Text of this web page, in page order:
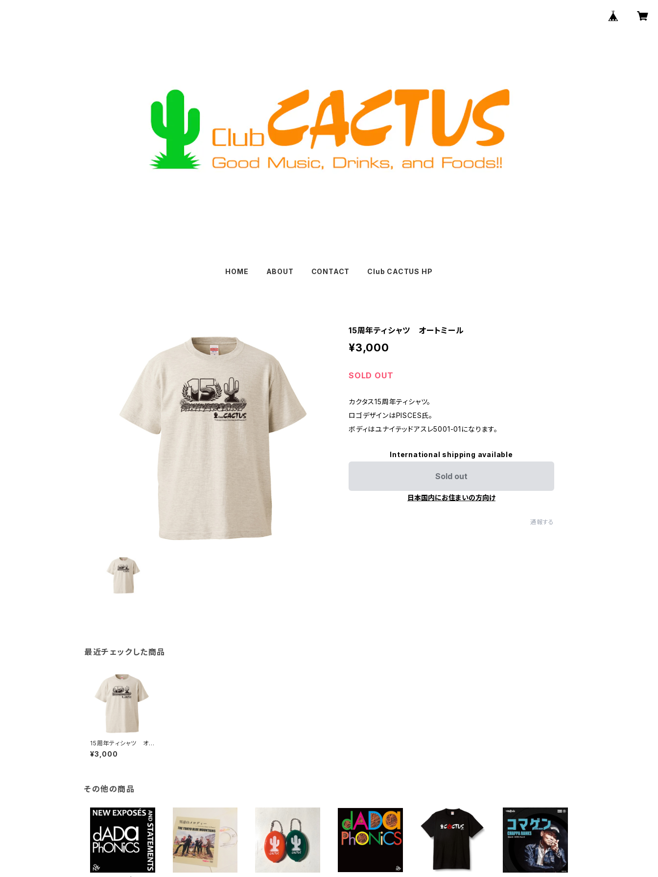
HOME ABOUT CONTACT Club CACTUS HP
15周年ティシャツ オートミール
¥3,000
SOLD OUT
カクタス15周年ティシャツ。
ロゴデザインはPISCES氏。
ボディはユナイテッドアスレ5001-01になります。
International shipping available
Sold out
日本国内にお住まいの方向け
通報する
最近チェックした商品
15周年ティシャツ オー
トミール
¥3,000
その他の商品